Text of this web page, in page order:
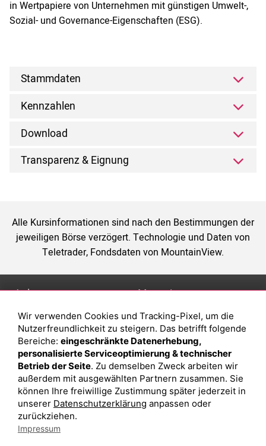
in Wertpapiere von Unternehmen mit günstigen Umwelt-,
Sozial- und Governance-Eigenschaften (ESG).
Stammdaten
Kennzahlen
Download
Transparenz & Eignung
Alle Kursinformationen sind nach den Bestimmungen der
jeweiligen Börse verzögert. Technologie und Daten von
Teletrader, Fondsdaten von MountainView.
Anlage
Depot eröffnen
Depot vergleichen
Junior Depot
Top-Seller-Fonds
Top-Fonds
Fonds-Suche
Magazin
Was sind sind ETFs?
Sparplan Vorteile
Was ist ein Fonds?
Wir verwenden Cookies und Tracking-Pixel, um die
Nutzerfreundlichkeit zu steigern. Das betrifft folgende
Bereiche: eingeschränkte Datenerhebung,
personalisierte Serviceoptimierung & technischer
Betrieb der Seite. Zu demselben Zweck arbeiten wir
außerdem mit ausgewählten Partnern zusammen. Sie
können Ihre freiwillige Zustimmung später jederzeit in
unserer Datenschutzerklärung anpassen oder
zurückziehen.
Impressum